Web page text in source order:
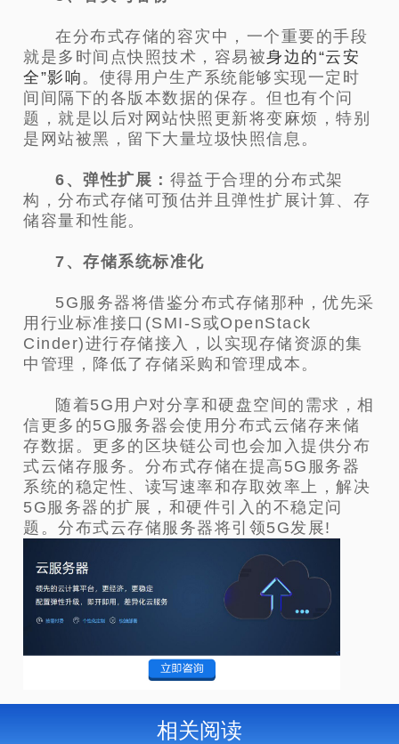
在分布式存储的容灾中，一个重要的手段
就是多时间点快照技术，容易被身边的“云安
全”影响 。使得用户生产系统能够实现一定时
间间隔下的各版本数据的保存。但也有个问
题，就是以后对网站快照更新将变麻烦，特别
是网站被黑，留下大量垃圾快照信息。
6、弹性扩展： 得益于合理的分布式架
构，分布式存储可预估并且弹性扩展计算、存
储容量和性能。
7、存储系统标准化
5G服务器将借鉴分布式存储那种，优先采
用行业标准接口(SMI-S或OpenStack
Cinder)进行存储接入，以实现存储资源的集
中管理，降低了存储采购和管理成本。
随着5G用户对分享和硬盘空间的需求，相
信更多的5G服务器会使用分布式云储存来储
存数据。更多的区块链公司也会加入提供分布
式云储存服务。分布式存储在提高5G服务器
系统的稳定性、读写速率和存取效率上，解决
5G服务器的扩展，和硬件引入的不稳定问
题。分布式云存储服务器将引领5G发展!
相关阅读